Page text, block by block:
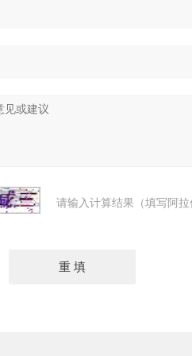
请输入计算结果（填写阿